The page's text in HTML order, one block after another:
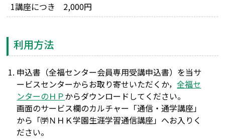
1講座につき 2,000円
利用方法
申込書（全福センター会員専用受講申込書）を当サ
ービスセンターからお取り寄せいただくか，全福セ
ンターのＨＰからダウンロードしてください。
画面のサービス欄のカルチャー「通信・通学講座」
から「㈻ＮＨＫ学園生涯学習通信講座」へお入りく
ださい。